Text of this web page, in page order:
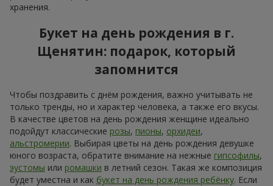
Заказывайте в приложении
Flowers.ua и получайте бонусы